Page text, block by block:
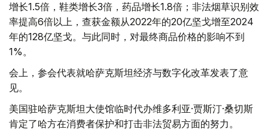
增长1.5倍，鞋类增长3倍，药品增长1.8倍；非法烟草识别效
率提高6倍以上，查获金额从2022年的20亿坚戈增至2024
年的128亿坚戈。与此同时，对最终商品价格的影响不到
1%。
会上，参会代表就哈萨克斯坦经济与数字化改革发表了意
见。
美国驻哈萨克斯坦大使馆临时代办维多利亚·贾斯汀·桑切斯
肯定了哈方在消费者保护和打击非法贸易方面的努力。